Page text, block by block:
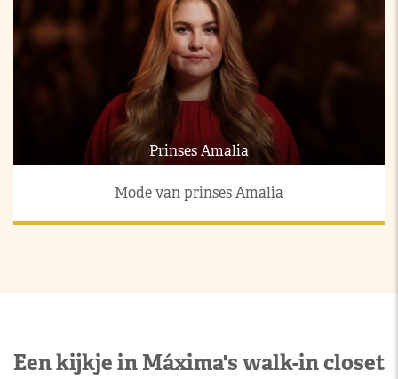
Prinses Amalia
Mode van prinses Amalia
Een kijkje in Máxima's walk-in closet